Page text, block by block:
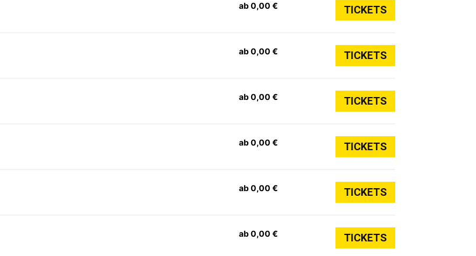
ab 0,00 € TICKETS
ab 0,00 € TICKETS
ab 0,00 € TICKETS
ab 0,00 € TICKETS
ab 0,00 € TICKETS
ab 0,00 € TICKETS